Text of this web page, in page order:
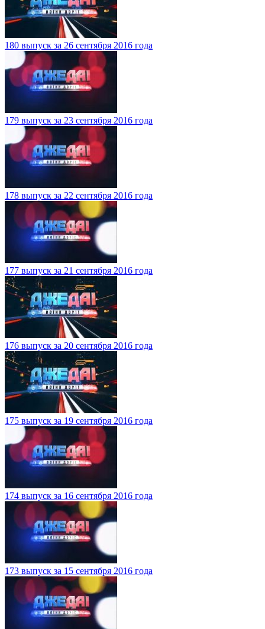
180 выпуск за 26 сентября 2016 года
179 выпуск за 23 сентября 2016 года
178 выпуск за 22 сентября 2016 года
177 выпуск за 21 сентября 2016 года
176 выпуск за 20 сентября 2016 года
175 выпуск за 19 сентября 2016 года
174 выпуск за 16 сентября 2016 года
173 выпуск за 15 сентября 2016 года